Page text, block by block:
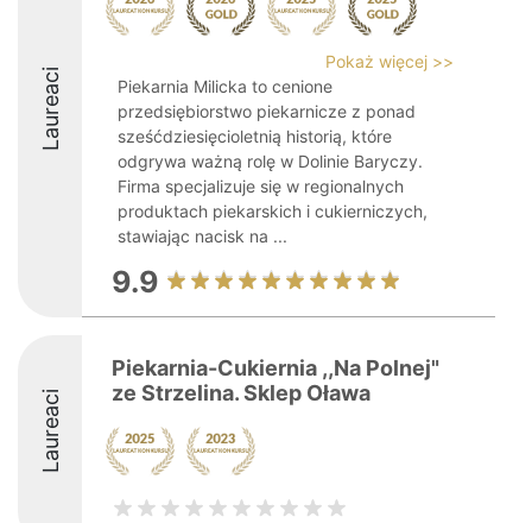
Laureaci
Pokaż więcej >>
Piekarnia Milicka to cenione
przedsiębiorstwo piekarnicze z ponad
sześćdziesięcioletnią historią, które
odgrywa ważną rolę w Dolinie Baryczy.
Firma specjalizuje się w regionalnych
produktach piekarskich i cukierniczych,
stawiając nacisk na ...
9.9
Laureaci
Piekarnia-Cukiernia ,,Na Polnej"
ze Strzelina. Sklep Oława